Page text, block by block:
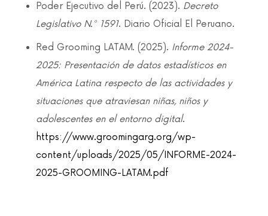
Poder Ejecutivo del Perú. (2023). Decreto
Legislativo N.° 1591. Diario Oficial El Peruano.
Red Grooming LATAM. (2025). Informe 2024-
2025: Presentación de datos estadísticos en
América Latina respecto de las actividades y
situaciones que atraviesan niñas, niños y
adolescentes en el entorno digital.
https://www.groomingarg.org/wp-
content/uploads/2025/05/INFORME-2024-
2025-GROOMING-LATAM.pdf